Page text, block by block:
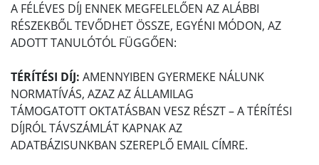
A FÉLÉVES DÍJ ENNEK MEGFELELŐEN AZ ALÁBBI
RÉSZEKBŐL TEVŐDHET ÖSSZE, EGYÉNI MÓDON, AZ
ADOTT TANULÓTÓL FÜGGŐEN:
TÉRÍTÉSI DÍJ: AMENNYIBEN GYERMEKE NÁLUNK
NORMATÍVÁS, AZAZ AZ ÁLLAMILAG
TÁMOGATOTT OKTATÁSBAN VESZ RÉSZT – A TÉRÍTÉSI
DÍJRÓL TÁVSZÁMLÁT KAPNAK AZ
ADATBÁZISUNKBAN SZEREPLŐ EMAIL CÍMRE.